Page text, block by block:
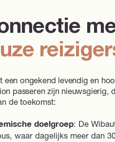
een ongekend levendig en
passeren zijn nieuwsgierig,
de toekomst:
doelgroep: De
waar dagelijks meer dan